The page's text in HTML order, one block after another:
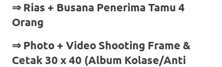
⇒ Rias + Busana Penerima Tamu 4
Orang
⇒Photo + Video Shooting Frame &
Cetak 30 x 40 (Album Kolase/Anti